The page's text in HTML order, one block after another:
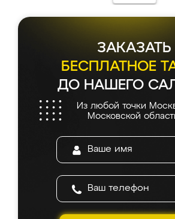
ЗАКАЗАТЬ
БЕСПЛАТНОЕ
ДО НАШЕГО
Из любой точки
Московской